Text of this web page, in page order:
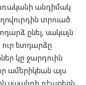
անդիմակ
տրուած
ընել, սակայն
ուր ետդարձը
կը ջարդուին
որ ամերիկեան այս